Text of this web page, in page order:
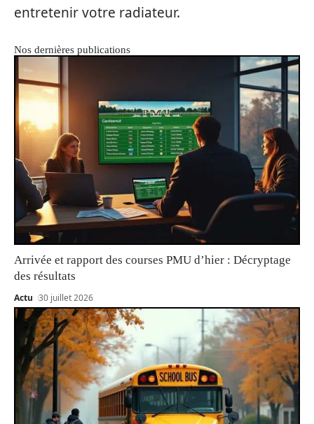
entretenir votre radiateur.
Nos dernières publications
Arrivée et rapport des courses PMU d’hier : Décryptage
des résultats
Actu 30 juillet 2026